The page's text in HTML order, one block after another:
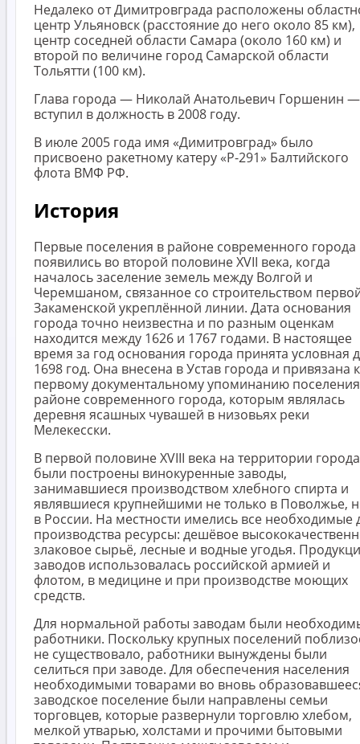
Недалеко от Димитровграда расположены
центр Ульяновск (расстояние до него около 85 км),
центр соседней области Самара (около 160 км) и
второй по величине город Самарской области
Тольятти (100 км).
Глава города — Николай Анатольевич Горшенин —
вступил в должность в 2008 году.
В июле 2005 года имя «Димитровград» было
присвоено ракетному катеру «Р-291» Балтийского
флота ВМФ РФ.
История
Первые поселения в районе современного города
появились во второй половине XVII века, когда
началось заселение земель между Волгой и
Черемшаном, связанное со строительством
Закаменской укреплённой линии. Дата основания
города точно неизвестна и по разным оценкам
находится между 1626 и 1767 годами. В настоящее
время за год основания города принята условная
1698 год. Она внесена в Устав города и привязана к
первому документальному упоминанию
районе современного города, которым являлась
деревня ясашных чувашей в низовьях реки
Мелекесски.
В первой половине XVIII века на территории города
были построены винокуренные заводы,
занимавшиеся производством хлебного спирта и
являвшиеся крупнейшими не только в Поволжье,
в России. На местности имелись все необходимые
производства ресурсы: дешёвое
злаковое сырьё, лесные и водные угодья.
заводов использовалась российской армией и
флотом, в медицине и при производстве моющих
средств.
Для нормальной работы заводам были
работники. Поскольку крупных поселений
не существовало, работники вынуждены были
селиться при заводе. Для обеспечения населения
необходимыми товарами во вновь
заводское поселение были направлены семьи
торговцев, которые развернули торговлю хлебом,
мелкой утварью, холстами и прочими бытовыми